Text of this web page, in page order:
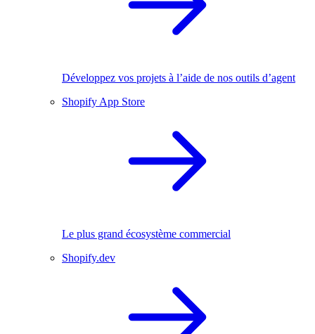
Développez vos projets à l’aide de nos outils d’agent
Shopify App Store
Le plus grand écosystème commercial
Shopify.dev